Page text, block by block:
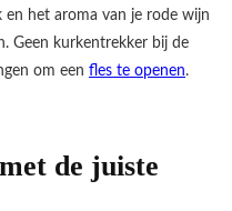
het aroma van je rode wijn
Geen kurkentrekker bij de
om een fles te openen.
de juiste